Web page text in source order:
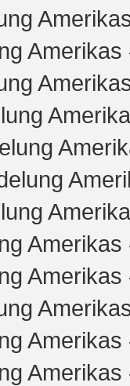
Amerikas
Amerikas
Amerikas
Amerikas
Amerikas